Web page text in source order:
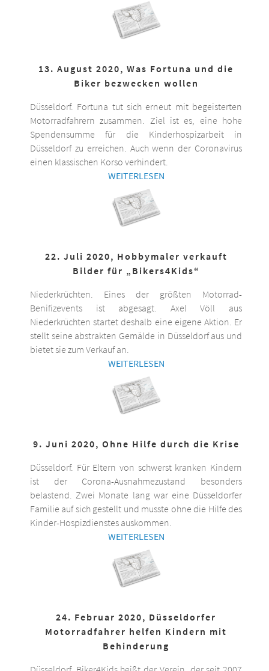
13. August 2020, Was Fortuna und die
Biker bezwecken wollen
Düsseldorf. Fortuna tut sich erneut mit begeisterten
Motorradfahrern zusammen. Ziel ist es, eine hohe
Spendensumme für die Kinderhospizarbeit in
Düsseldorf zu erreichen. Auch wenn der Coronavirus
einen klassischen Korso verhindert.
WEITERLESEN
22. Juli 2020, Hobbymaler verkauft
Bilder für „Bikers4Kids“
Niederkrüchten. Eines der größten Motorrad-
Benifizevents ist abgesagt. Axel Völl aus
Niederkrüchten startet deshalb eine eigene Aktion. Er
stellt seine abstrakten Gemälde in Düsseldorf aus und
bietet sie zum Verkauf an.
WEITERLESEN
9. Juni 2020, Ohne Hilfe durch die Krise
Düsseldorf. Für Eltern von schwerst kranken Kindern
ist der Corona-Ausnahmezustand besonders
belastend. Zwei Monate lang war eine Düsseldorfer
Familie auf sich gestellt und musste ohne die Hilfe des
Kinder-Hospizdienstes auskommen.
WEITERLESEN
24. Februar 2020, Düsseldorfer
Motorradfahrer helfen Kindern mit
Behinderung